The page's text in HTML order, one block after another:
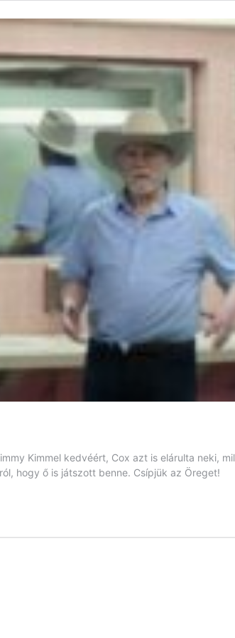
Kimmel kedvéért, Cox azt is elárulta neki,
hogy ő is játszott benne. Csípjük az Öreget!